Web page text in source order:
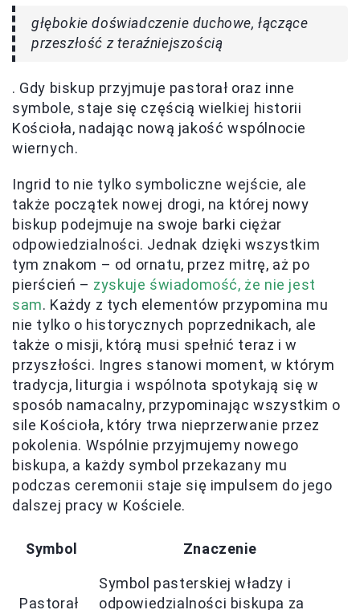
głębokie doświadczenie duchowe, łączące
przeszłość z teraźniejszością
. Gdy biskup przyjmuje pastorał oraz inne
symbole, staje się częścią wielkiej historii
Kościoła, nadając nową jakość wspólnocie
wiernych.
Ingrid to nie tylko symboliczne wejście, ale
także początek nowej drogi, na której nowy
biskup podejmuje na swoje barki ciężar
odpowiedzialności. Jednak dzięki wszystkim
tym znakom – od ornatu, przez mitrę, aż po
pierścień – zyskuje świadomość, że nie jest
sam. Każdy z tych elementów przypomina mu
nie tylko o historycznych poprzednikach, ale
także o misji, którą musi spełnić teraz i w
przyszłości. Ingres stanowi moment, w którym
tradycja, liturgia i wspólnota spotykają się w
sposób namacalny, przypominając wszystkim o
sile Kościoła, który trwa nieprzerwanie przez
pokolenia. Wspólnie przyjmujemy nowego
biskupa, a każdy symbol przekazany mu
podczas ceremonii staje się impulsem do jego
dalszej pracy w Kościele.
Symbol Znaczenie
Pastorał
Symbol pasterskiej władzy i
odpowiedzialności biskupa za